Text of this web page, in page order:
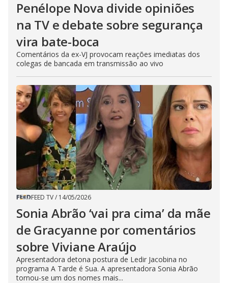
Penélope Nova divide opiniões
na TV e debate sobre segurança
vira bate-boca
Comentários da ex-VJ provocam reações imediatas dos
colegas de bancada em transmissão ao vivo
FEED TV/ 14/05/2026
Sonia Abrão ‘vai pra cima’ da mãe
de Gracyanne por comentários
sobre Viviane Araújo
Apresentadora detona postura de Ledir Jacobina no
programa A Tarde é Sua. A apresentadora Sonia Abrão
tornou-se um dos nomes mais...